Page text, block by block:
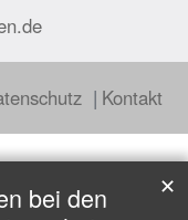
Kontakt
bei den
✕